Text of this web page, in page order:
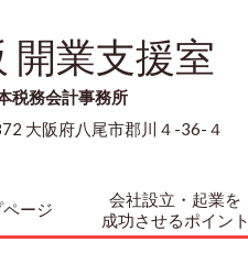
開業支援室
税務会計事務所
大阪府八尾市郡川４-36-４
ページ
会社設立・起業を
成功させるポイント